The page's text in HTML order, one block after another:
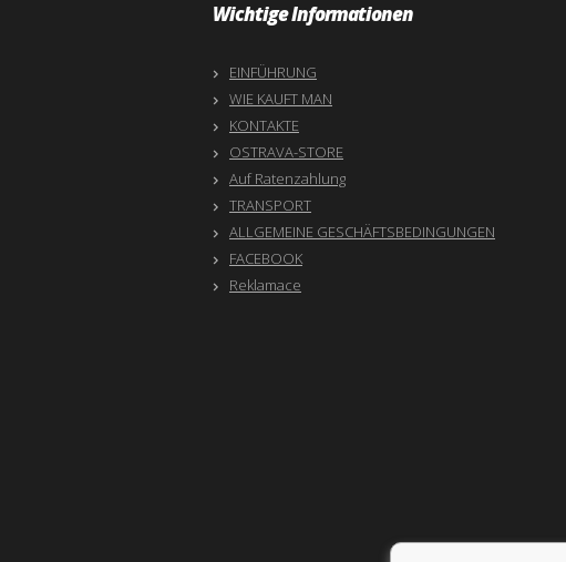
Wichtige Informationen
EINFÜHRUNG
WIE KAUFT MAN
KONTAKTE
OSTRAVA-STORE
Auf Ratenzahlung
TRANSPORT
ALLGEMEINE GESCHÄFTSBEDINGUNGEN
FACEBOOK
Reklamace